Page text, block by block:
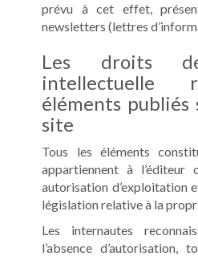
prévu à cet effet,
newsletters (lettres
Les droits
intellectuelle
éléments
site
Tous les éléments
appartiennent à l’éditeur
autorisation d’exploitation
législation relative à la
Les internautes
l’absence